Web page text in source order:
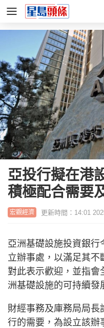
亞投行擬在港
積極配合需要
宏觀經濟 更新時間：14:01
亞洲基礎設施投資銀行
立辦事處，以滿足其
對此表示歡迎，並指會
洲基礎設施的可持續發
財經事務及庫務局局長
行的需要，為設立該辦